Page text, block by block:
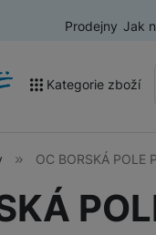
Prodejny Jak
Kategorie zboží
OC BORSKÁ POLE